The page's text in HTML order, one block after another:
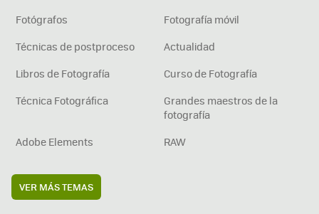
Fotógrafos
Fotografía móvil
Técnicas de postproceso
Actualidad
Libros de Fotografía
Curso de Fotografía
Técnica Fotográfica
Grandes maestros de la
fotografía
Adobe Elements
RAW
VER MÁS TEMAS